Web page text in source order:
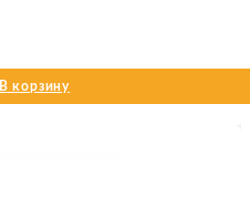
В корзину